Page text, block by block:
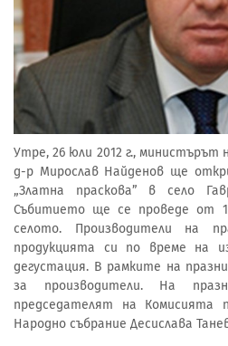
Утре, 26 юли 2012 г., министърът
д-р Мирослав Найденов ще
„Златна праскова” в село
Събитието ще се проведе от
селото. Производители на
продукцията си по време на
дегустация. В рамките на
за производители. На
председателят на Комисията
Народно събрание Десислава